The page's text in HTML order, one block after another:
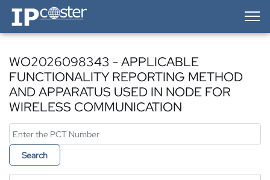
IP-Coster — Home
WO2026098343 - APPLICABLE
FUNCTIONALITY REPORTING METHOD
AND APPARATUS USED IN NODE FOR
WIRELESS COMMUNICATION
Search